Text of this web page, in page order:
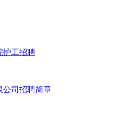
护工招聘
公司招聘简章